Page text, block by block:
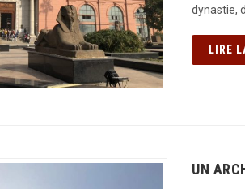
dynastie,
LIRE
UN